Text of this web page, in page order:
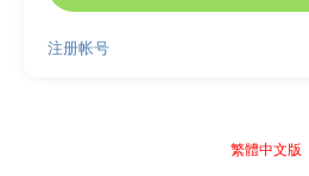
注册帐号
繁體中文版